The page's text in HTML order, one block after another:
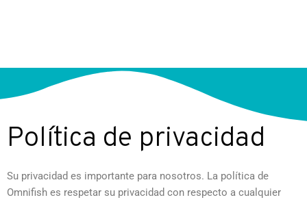
Política de privacidad
Su privacidad es importante para nosotros. La política de
Omnifish es respetar su privacidad con respecto a cualquier